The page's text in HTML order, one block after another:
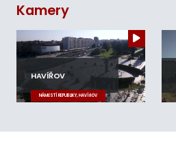
Kamery
HAVÍŘOV
NÁMĚSTÍ REPUBLIKY, HAVÍŘOV